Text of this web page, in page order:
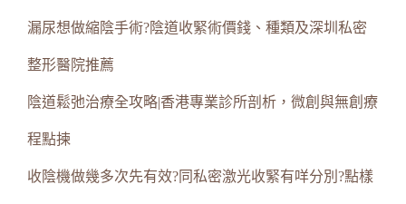
漏尿想做縮陰手術?陰道收緊術價錢、種類及深圳私密
整形醫院推薦
陰道鬆弛治療全攻略|香港專業診所剖析，微創與無創療
程點揀
收陰機做幾多次先有效?同私密激光收緊有咩分別?點樣